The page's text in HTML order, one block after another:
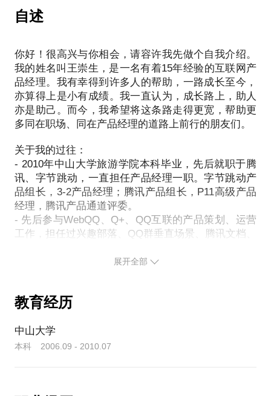
【适合对象】
本话题是面向“职场人”，即已经投身职场的朋友。已
百变，拆解其义自现”。只有掌握拆解面试题目的方
· 如果你已经有过面试经历，我亦可以基于你的面试
录音，进行面试复盘，并给出针对性的提升建议。
【你需要提前准备什么】
在我们取得联系后，我会发送给你前置准备的材料进
行填写。包括你的自我认知、求职目标等。这将有助
答，学员可通过微信、QQ等与导师建立联系，进行沟
通和辅导。
自述
你好！很高兴与你相会，请容许我先做个自我介绍。
我的姓名叫王崇生，是一名有着15年经验的互联网产
品经理。我有幸得到许多人的帮助，一路成长至今，
亦算得上是小有成绩。我一直认为，成长路上，助人
亦是助己。而今，我希望将这条路走得更宽，帮助更
多同在职场、同在产品经理的道路上前行的朋友们。
关于我的过往：
- 2010年中山大学旅游学院本科毕业，先后就职于腾
讯、字节跳动，一直担任产品经理一职。字节跳动产
品组长，3-2产品经理；腾讯产品组长，P11高级产品
经理，腾讯产品通道评委。
- 先后参与WebQQ、Q+、QQ互联的产品策划、运营
工作，担任过兴趣部落、QQ群垂直场景、腾讯文档、
培育体系的能力。
有深度积累，主体在产品策划、运营、增长的工作，
于用户研究、交互体验、数据分析等方面亦颇有心
展开全部
教育经历
中山大学
本科 2006.09 - 2010.07